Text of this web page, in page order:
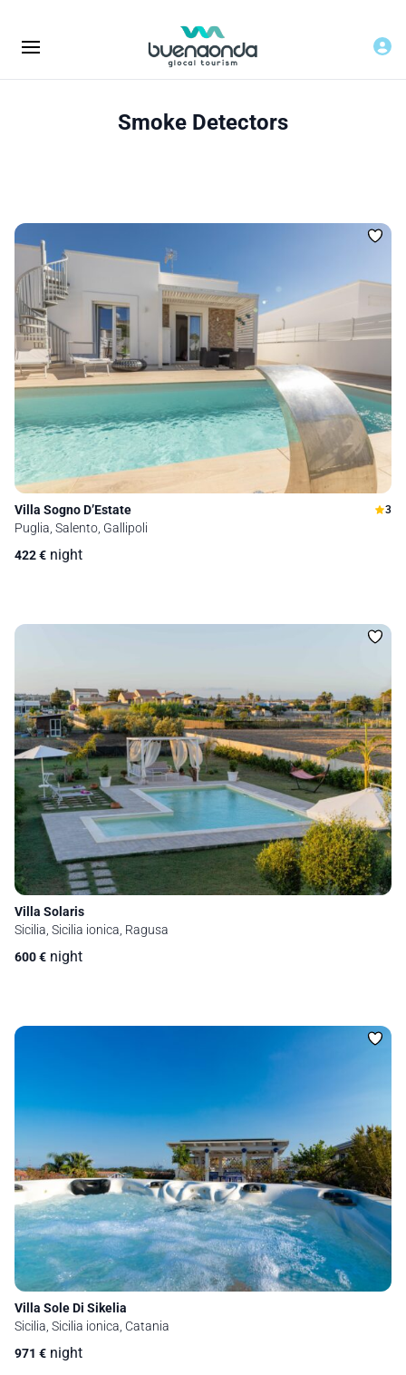
Smoke Detectors
Villa Sogno D’Estate 3
Puglia, Salento, Gallipoli
422€ night
Villa Solaris
Sicilia, Sicilia ionica, Ragusa
600€ night
Villa Sole Di Sikelia
Sicilia, Sicilia ionica, Catania
971 € night